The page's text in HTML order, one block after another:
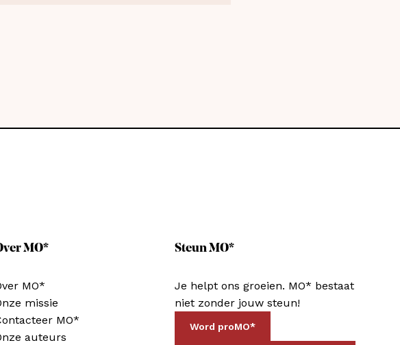
MO*
MO*
missie
MO*
auteurs
Steun MO*
Je helpt ons groeien. MO* bestaat
niet zonder jouw steun!
Word proMO*